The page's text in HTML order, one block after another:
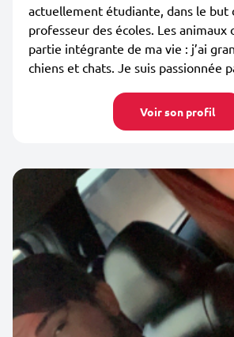
actuellement étudiante, dans le but
professeur des écoles. Les
partie intégrante de ma vie : j’ai
chiens et chats. Je suis passionnée
Voir son profil